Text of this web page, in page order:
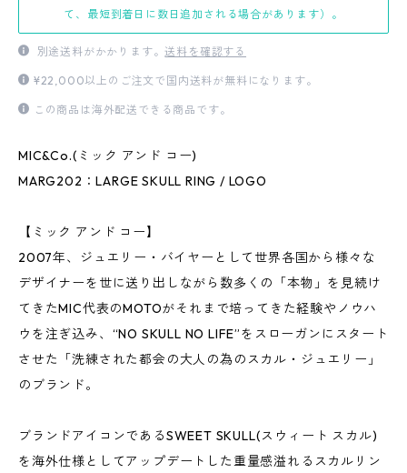
て、最短到着日に数日追加される場合があります）。
別途送料がかかります。送料を確認する
¥22,000以上のご注文で国内送料が無料になります。
この商品は海外配送できる商品です。
MIC&Co.(ミック アンド コー)
MARG202：LARGE SKULL RING / LOGO
【ミック アンド コー】
2007年、ジュエリー・バイヤーとして世界各国から様々な
デザイナーを世に送り出しながら数多くの「本物」を見続け
てきたMIC代表のMOTOがそれまで培ってきた経験やノウハ
ウを注ぎ込み、“NO SKULL NO LIFE”をスローガンにスタート
させた「洗練された都会の大人の為のスカル・ジュエリー」
のブランド。
ブランドアイコンであるSWEET SKULL(スウィート スカル)
を海外仕様としてアップデートした重量感溢れるスカルリン